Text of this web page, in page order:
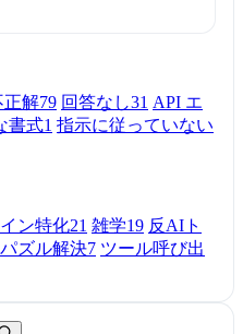
正解79 回答なし31 API エ
書式1 指示に従っていない
イン特化21 雑学19 反AIト
パズル解決7 ツール呼び出